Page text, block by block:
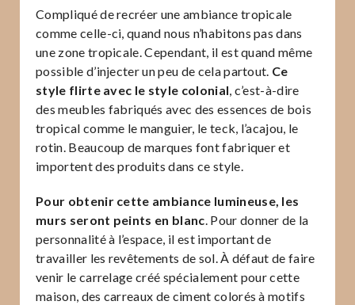
Compliqué de recréer une ambiance tropicale
comme celle-ci, quand nous n’habitons pas dans
une zone tropicale. Cependant, il est quand même
possible d’injecter un peu de cela partout. Ce
style flirte avec le style colonial, c’est-à-dire
des meubles fabriqués avec des essences de bois
tropical comme le manguier, le teck, l’acajou, le
rotin. Beaucoup de marques font fabriquer et
importent des produits dans ce style.
Pour obtenir cette ambiance lumineuse, les
murs seront peints en blanc. Pour donner de la
personnalité à l’espace, il est important de
travailler les revêtements de sol. À défaut de faire
venir le carrelage créé spécialement pour cette
maison, des carreaux de ciment colorés à motifs